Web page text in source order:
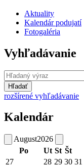
Aktuality
Kalendár podujatí
Fotogaléria
Vyhľadávanie
Hľadať
rozšírené vyhľadávanie
Kalendár
August2026
Po
Ut St Št
27
28 29 30 31